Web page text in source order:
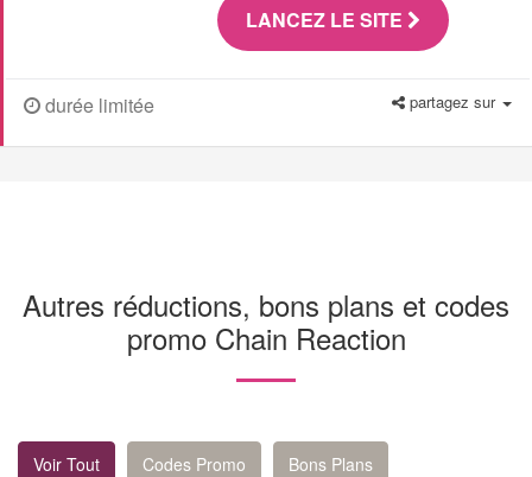
LANCEZ LE SITE
durée limitée partagez sur
Autres réductions, bons plans et codes
promo Chain Reaction
Voir Tout Codes Promo Bons Plans